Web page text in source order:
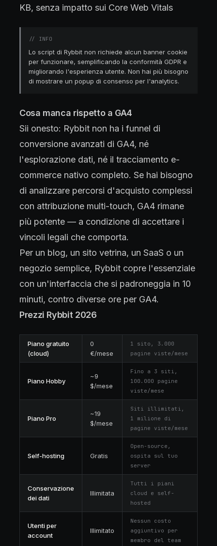
KB, senza impatto sui Core Web Vitals
// INFO
Lo script di Rybbit non richiede alcun banner cookie
per funzionare, semplificando la conformità GDPR e
migliorando l'esperienza utente. Non hai più bisogno
di mostrare un popup di consenso per l'analytics.
Cosa manca rispetto a GA4
Sii onesto: Rybbit non ha i funnel di
conversione avanzati di GA4, né
l'esplorazione dati, né il tracciamento e-
commerce nativo completo. Se hai bisogno
di analizzare percorsi d'acquisto complessi
con attribuzione multi-touch, GA4 rimane
più potente — a condizione di accettare i
vincoli legali che comporta.
Per un blog, un sito vetrina, un SaaS o un
negozio semplice, Rybbit copre l'essenziale
con un'interfaccia che si padroneggia in 10
minuti, contro diverse ore per GA4.
Prezzi Rybbit 2026
Piano gratuito
(cloud)
0
€/mese
1 sito, 3.000
pagine viste/mese
Piano Hobby
~9
$/mese
Fino a 3 siti,
100.000 pagine
viste/mese
Piano Pro
~19
$/mese
Siti illimitati,
1 milione di
pagine viste/mese
Self-hosting Gratis
Open-source,
ospita sul tuo
server
Conservazione
dei dati
Illimitata
Tutti i piani
cloud e self-
hosted
Utenti per
account
Illimitato
Nessun costo
aggiuntivo per
membro del team